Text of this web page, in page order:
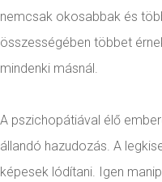
nemcsak okosabbak és
összességében többet
mindenki másnál.
A pszichopátiával élő
állandó hazudozás. A
képesek lódítani. Igen